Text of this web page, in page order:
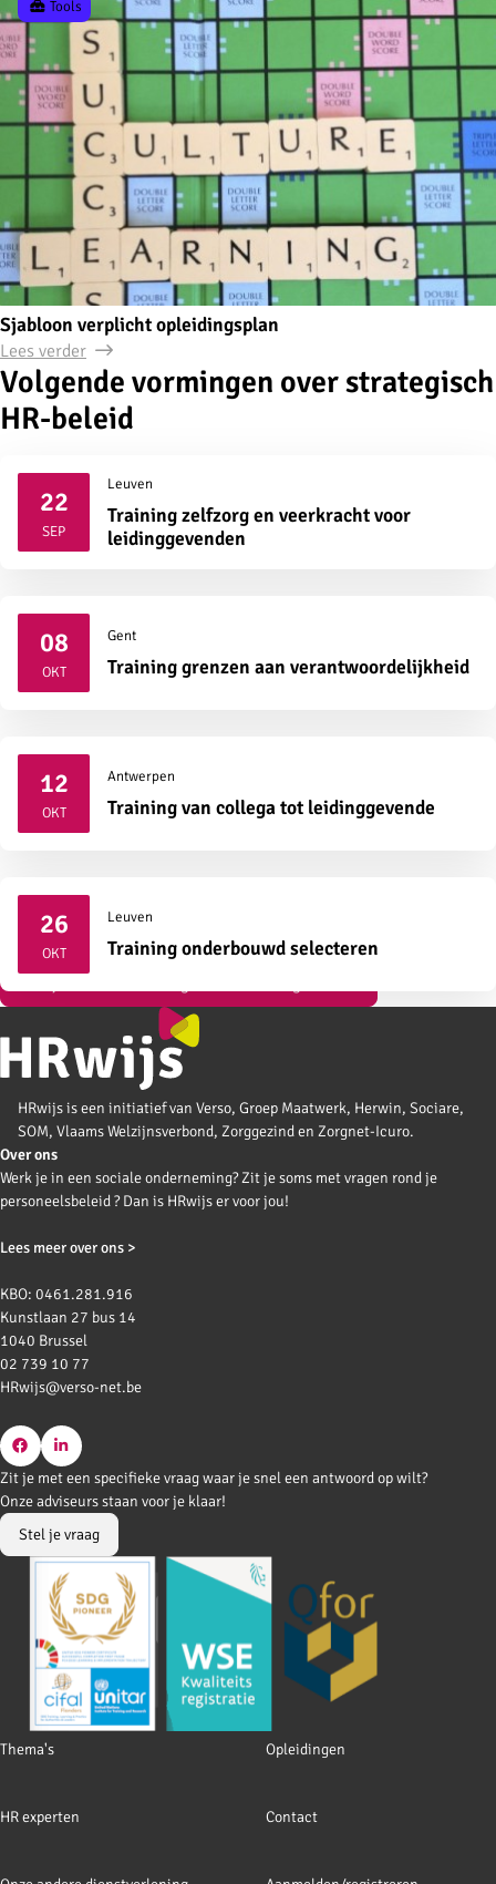
Sjabloon verplicht opleidingsplan
Tools
Lees verder
Volgende vormingen over strategisch
HR-beleid
22
SEP2026
Leuven
Training zelfzorg en veerkracht voor
leidinggevenden
08
OKT2026
Gent
Training grenzen aan verantwoordelijkheid
12
OKT2026
Antwerpen
Training van collega tot leidinggevende
26
OKT2026
Leuven
Training onderbouwd selecteren
HRwijs is een initiatief van Verso, Groep Maatwerk, Herwin, Sociare,
SOM, Vlaams Welzijnsverbond, Zorggezind en Zorgnet-Icuro.
Over ons
Werk je in een sociale onderneming? Zit je soms met vragen rond je
personeelsbeleid ? Dan is HRwijs er voor jou!
Lees meer over ons >
KBO: 0461.281.916
Kunstlaan 27 bus 14
1040 Brussel
02 739 10 77
HRwijs@verso-net.be
Go
to
Facebook
Go
to
LinkedIn
Footer
Thema's Opleidingen
HR experten Contact
Zit je met een specifieke vraag waar je snel een antwoord op wilt?
Onze adviseurs staan voor je klaar!
Stel je vraag